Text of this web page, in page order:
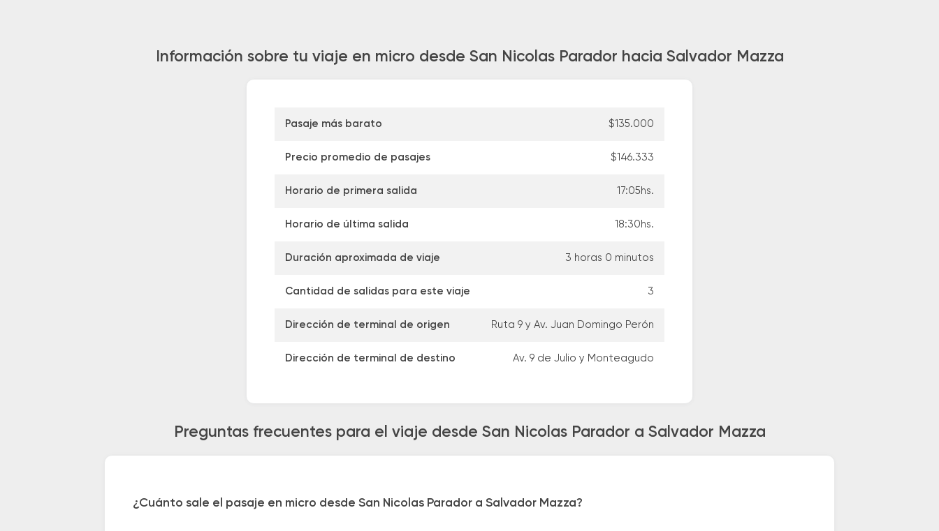
Información sobre tu viaje en micro desde San Nicolas Parador hacia Salvador Mazza
Pasaje más barato $135.000
Precio promedio de pasajes $146.333
Horario de primera salida 17:05hs.
Horario de última salida 18:30hs.
Duración aproximada de viaje 3 horas 0 minutos
Cantidad de salidas para este viaje 3
Dirección de terminal de origen Ruta 9 y Av. Juan Domingo Perón
Dirección de terminal de destino Av. 9 de Julio y Monteagudo
Preguntas frecuentes para el viaje desde San Nicolas Parador a Salvador Mazza
¿Cuánto sale el pasaje en micro desde San Nicolas Parador a Salvador Mazza?